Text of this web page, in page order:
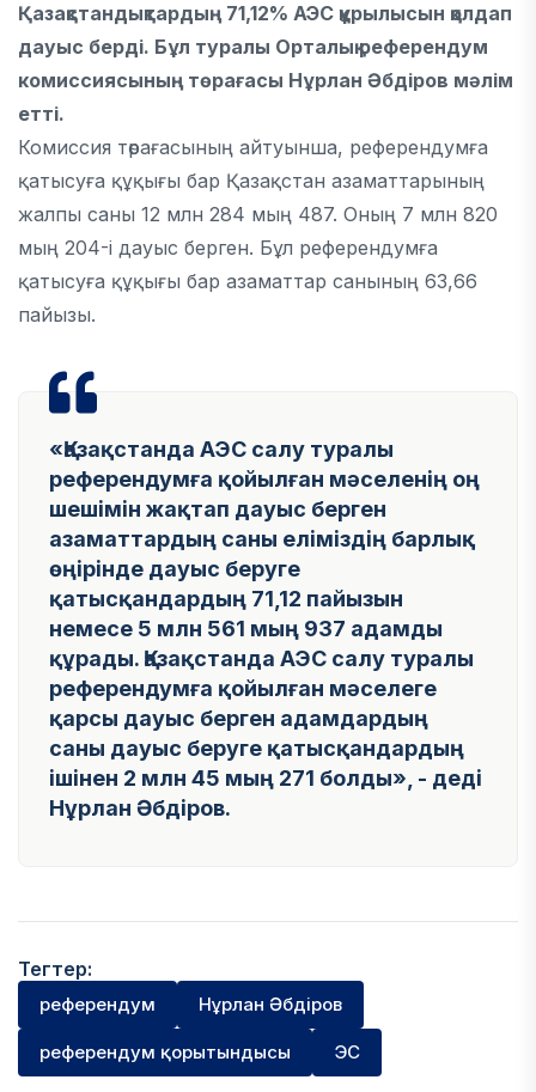
Қазақстандықтардың 71,12% АЭС құрылысын қолдап
дауыс берді. Бұл туралы Орталық референдум
комиссиясының төрағасы Нұрлан Әбдіров мәлім
етті.
Комиссия төрағасының айтуынша, референдумға
қатысуға құқығы бар Қазақстан азаматтарының
жалпы саны 12 млн 284 мың 487. Оның 7 млн 820
мың 204-і дауыс берген. Бұл референдумға
қатысуға құқығы бар азаматтар санының 63,66
пайызы.
«Қазақстанда АЭС салу туралы
референдумға қойылған мәселенің оң
шешімін жақтап дауыс берген
азаматтардың саны еліміздің барлық
өңірінде дауыс беруге
қатысқандардың 71,12 пайызын
немесе 5 млн 561 мың 937 адамды
құрады. Қазақстанда АЭС салу туралы
референдумға қойылған мәселеге
қарсы дауыс берген адамдардың
саны дауыс беруге қатысқандардың
ішінен 2 млн 45 мың 271 болды», - деді
Нұрлан Әбдіров.
Тегтер:
референдум Нұрлан Әбдіров
референдум қорытындысы ЭС